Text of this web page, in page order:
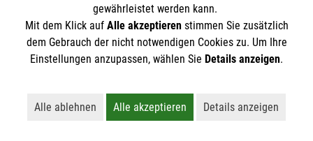
Cookies verwalten| AGB|Impressum|Datenschutz|
Barrierefreiheit|Kontakt|Sharepoint|Mediathek
gewährleistet werden kann.
Mit dem Klick auf Alle akzeptierenstimmen Sie zusätzlich
dem Gebrauch der nicht notwendigen Cookies zu. Um Ihre
Einstellungen anzupassen, wählen Sie Details anzeigen.
Alle ablehnen
Lehnt alle nicht-essentiellen Cookies ab
Alle akzeptieren
Akzeptiert alle Cookies
Details anzeigen